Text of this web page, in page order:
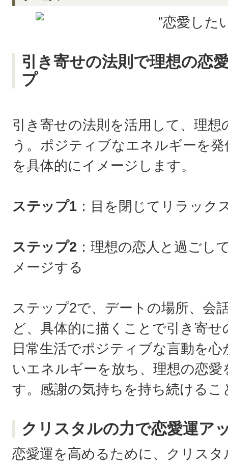
引き寄せの法則で理想の恋
プ
引き寄せの法則を活用して、理
う。ポジティブなエネルギーを
を具体的にイメージします。
ステップ1 ：目を閉じてリラック
ステップ2 ：理想の恋人と過ごし
メージする
ステップ2で、デートの場所、会
ど、具体的に描くことで引き寄
日常生活でポジティブな言動を
いエネルギーを放ち、理想の恋
す。感謝の気持ちを持ち続けるこ
クリスタルの力で恋愛運ア
恋愛運を高めるために、クリス